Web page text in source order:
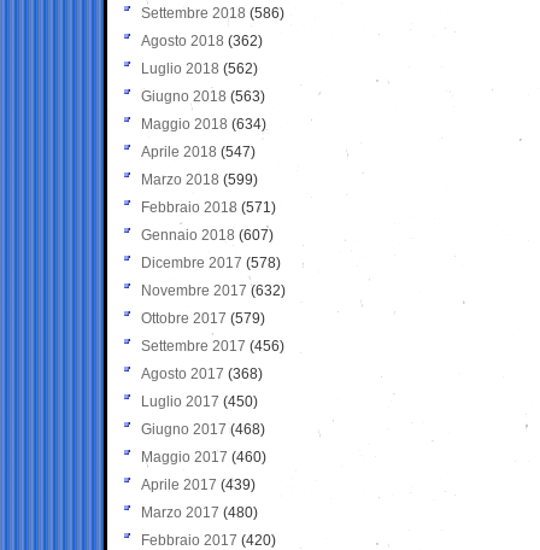
Settembre 2018 (586)
Agosto 2018 (362)
Luglio 2018 (562)
Giugno 2018 (563)
Maggio 2018 (634)
Aprile 2018 (547)
Marzo 2018 (599)
Febbraio 2018 (571)
Gennaio 2018 (607)
Dicembre 2017 (578)
Novembre 2017 (632)
Ottobre 2017 (579)
Settembre 2017 (456)
Agosto 2017 (368)
Luglio 2017 (450)
Giugno 2017 (468)
Maggio 2017 (460)
Aprile 2017 (439)
Marzo 2017 (480)
Febbraio 2017 (420)